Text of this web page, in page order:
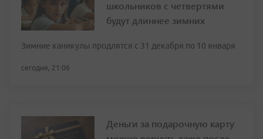
школьников с четвертями
будут длиннее зимних
Зимние каникулы продлятся с 31 декабря по 10 января
сегодня, 21:06
Деньги за подарочную карту